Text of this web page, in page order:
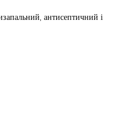
антисептичний і